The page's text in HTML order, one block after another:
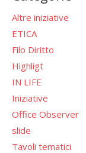
Altre iniziative
ETICA
Filo Diritto
Highligt
IN LIFE
Iniziative
Office Observer
slide
Tavoli tematici